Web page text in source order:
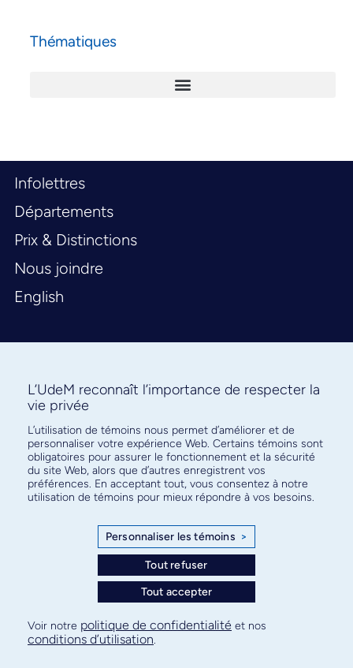
Thématiques
Infolettres
Départements
Prix & Distinctions
Nous joindre
English
Abonnez-vous à notre infolettre
pour connaître l’actualité facultaire
Plan de site
Confidentialité
L’UdeM reconnaît l’importance de respecter la
vie privée
L’utilisation de témoins nous permet d’améliorer et de
personnaliser votre expérience Web. Certains témoins sont
obligatoires pour assurer le fonctionnement et la sécurité
du site Web, alors que d’autres enregistrent vos
préférences. En acceptant tout, vous consentez à notre
utilisation de témoins pour mieux répondre à vos besoins.
Personnaliser les témoins >
Tout refuser
Tout accepter
Voir notre politique de confidentialité et nos
conditions d’utilisation.